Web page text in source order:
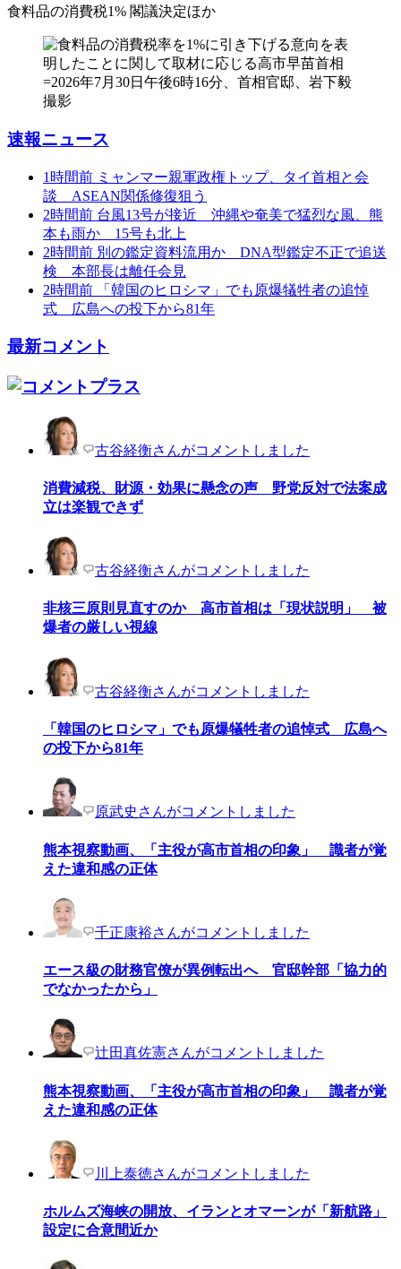
食料品の消費税1% 閣議決定ほか
速報ニュース
1時間前 ミャンマー親軍政権トップ、タイ首相と会
談 ASEAN関係修復狙う
2時間前 台風13号が接近 沖縄や奄美で猛烈な風、熊
本も雨か 15号も北上
2時間前 別の鑑定資料流用か DNA型鑑定不正で追送
検 本部長は離任会見
2時間前
「韓国のヒロシマ」でも原爆犠牲者の追悼
式 広島への投下から81年
最新コメント
古谷経衡さんがコメントしました
消費減税、財源・効果に懸念の声 野党反対で法案成
立は楽観できず
古谷経衡さんがコメントしました
非核三原則見直すのか 高市首相は「現状説明」 被
爆者の厳しい視線
古谷経衡さんがコメントしました
「韓国のヒロシマ」でも原爆犠牲者の追悼式 広島へ
の投下から81年
原武史さんがコメントしました
熊本視察動画、「主役が高市首相の印象」 識者が覚
えた違和感の正体
千正康裕さんがコメントしました
エース級の財務官僚が異例転出へ 官邸幹部「協力的
でなかったから」
辻田真佐憲さんがコメントしました
熊本視察動画、「主役が高市首相の印象」 識者が覚
えた違和感の正体
川上泰徳さんがコメントしました
ホルムズ海峡の開放、イランとオマーンが「新航路」
設定に合意間近か